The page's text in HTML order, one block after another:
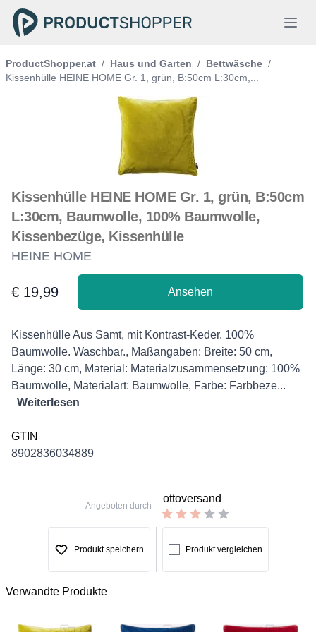
ProductShopper.at / Haus und Garten / Bettwäsche /
Kissenhülle HEINE HOME Gr. 1, grün, B:50cm L:30cm,...
Kissenhülle HEINE HOME Gr. 1, grün, B:50cm
L:30cm, Baumwolle, 100% Baumwolle,
Kissenbezüge, Kissenhülle
HEINE HOME
Product information
€ 19,99 Ansehen
Description
Kissenhülle Aus Samt, mit Kontrast-Keder. 100%
Baumwolle. Waschbar., Maßangaben: Breite: 50 cm,
Länge: 30 cm, Material: Materialzusammensetzung: 100%
Baumwolle, Materialart: Baumwolle, Farbe: Farbbeze...
Weiterlesen
GTIN
8902836034889
Angeboten durch
ottoversand
Produkt speichern Produkt vergleichen
Verwandte Produkte